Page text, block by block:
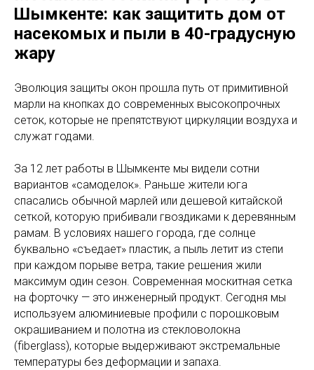
Шымкенте: как защитить дом от
насекомых и пыли в 40-градусную
жару
Эволюция защиты окон прошла путь от примитивной
марли на кнопках до современных высокопрочных
сеток, которые не препятствуют циркуляции воздуха и
служат годами.
За 12 лет работы в Шымкенте мы видели сотни
вариантов «самоделок». Раньше жители юга
спасались обычной марлей или дешевой китайской
сеткой, которую прибивали гвоздиками к деревянным
рамам. В условиях нашего города, где солнце
буквально «съедает» пластик, а пыль летит из степи
при каждом порыве ветра, такие решения жили
максимум один сезон. Современная москитная сетка
на форточку — это инженерный продукт. Сегодня мы
используем алюминиевые профили с порошковым
окрашиванием и полотна из стекловолокна
(fiberglass), которые выдерживают экстремальные
температуры без деформации и запаха.